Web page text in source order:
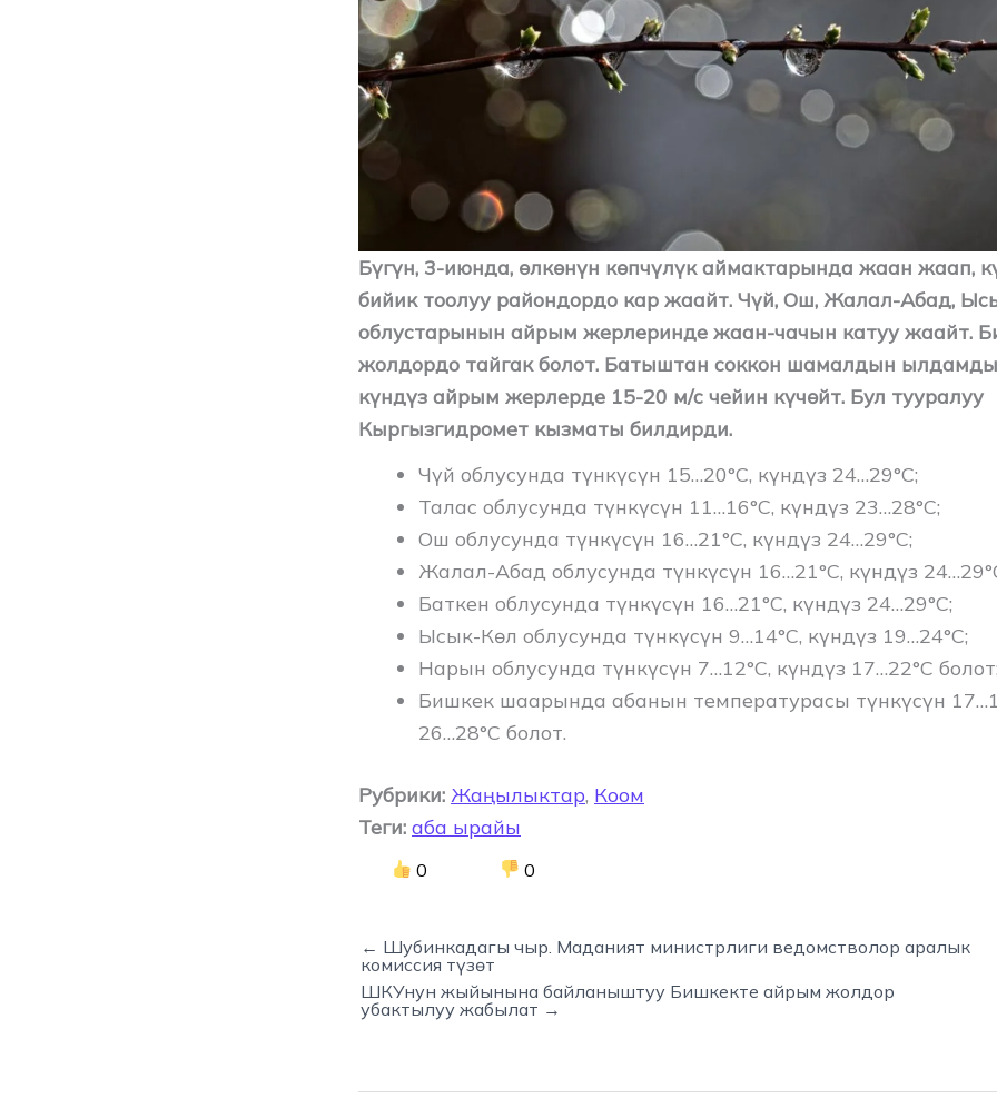
Бүгүн, 3-июнда, өлкөнүн көпчүлүк аймактарында жаан жаап,
бийик тоолуу райондордо кар жаайт. Чүй, Ош, Жалал-Абад,
облустарынын айрым жерлеринде жаан-чачын катуу жаайт.
жолдордо тайгак болот. Батыштан соккон шамалдын
күндүз айрым жерлерде 15-20 м/с чейин күчөйт. Бул тууралуу
Кыргызгидромет кызматы билдирди.
Чүй облусунда түнкүсүн 15…20°C, күндүз 24…29°C;
Талас облусунда түнкүсүн 11…16°C, күндүз 23…28°C;
Ош облусунда ​түнкүсүн 16…21°C, күндүз 24…29°C;
Жалал-Абад облусунда ​түнкүсүн 16…21°C, күндүз
Баткен облусунда ​түнкүсүн 16…21°C, күндүз 24…29°C;
Ысык-Көл облусунда түнкүсүн 9…14°C, күндүз 19…24°C;
Нарын облусунда түнкүсүн 7…12°C, күндүз 17…22°C болот;
Бишкек шаарында абанын температурасы түнкүсүн
26…28°C болот.
Рубрики: Жаңылыктар, Коом
Теги: аба ырайы
0 0
← Шубинкадагы чыр. Маданият министрлиги ведомстволор аралык
комиссия түзөт
ШКУнун жыйынына байланыштуу Бишкекте айрым жолдор
убактылуу жабылат →